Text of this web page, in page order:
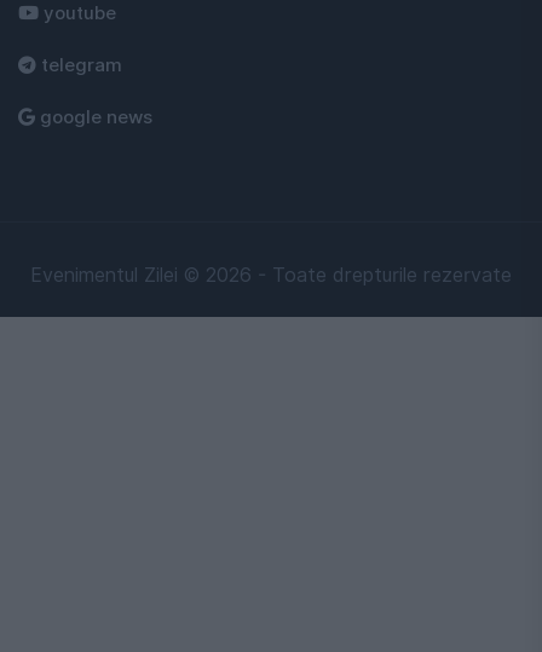
youtube
telegram
google news
Evenimentul Zilei © 2026 - Toate drepturile rezervate